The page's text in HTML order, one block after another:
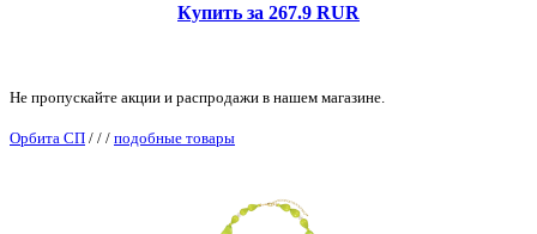
Купить за 267.9 RUR
Не пропускайте акции и распродажи в нашем магазине.
Орбита СП / / / подобные товары